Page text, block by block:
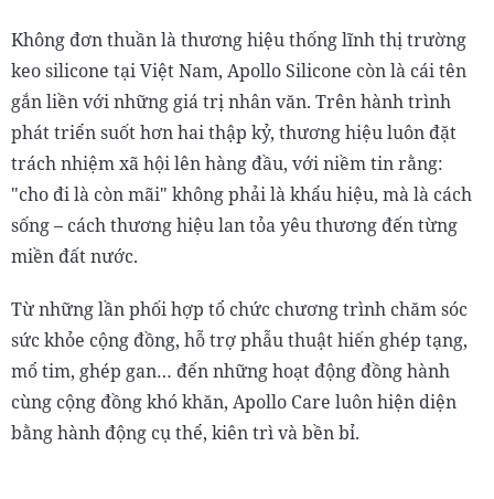
Không đơn thuần là thương hiệu thống lĩnh thị trường
keo silicone tại Việt Nam, Apollo Silicone còn là cái tên
gắn liền với những giá trị nhân văn. Trên hành trình
phát triển suốt hơn hai thập kỷ, thương hiệu luôn đặt
trách nhiệm xã hội lên hàng đầu, với niềm tin rằng:
"cho đi là còn mãi" không phải là khẩu hiệu, mà là cách
sống – cách thương hiệu lan tỏa yêu thương đến từng
miền đất nước.
Từ những lần phối hợp tổ chức chương trình chăm sóc
sức khỏe cộng đồng, hỗ trợ phẫu thuật hiến ghép tạng,
mổ tim, ghép gan… đến những hoạt động đồng hành
cùng cộng đồng khó khăn, Apollo Care luôn hiện diện
bằng hành động cụ thể, kiên trì và bền bỉ.